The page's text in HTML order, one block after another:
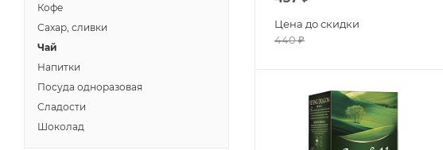
Цена до скидки
440₽
Кофе
Сахар, сливки
Чай
Напитки
Посуда одноразовая
Сладости
Шоколад